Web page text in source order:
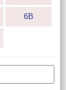
6B